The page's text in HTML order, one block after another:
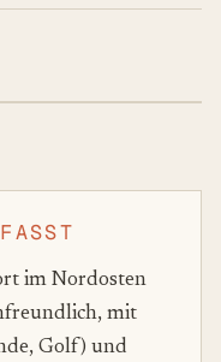
im Nordosten
mit
Golf) und